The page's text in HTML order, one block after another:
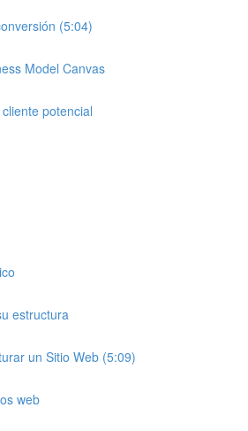
(5:04)
Model Canvas
potencial
estructura
un Sitio Web (5:09)
web